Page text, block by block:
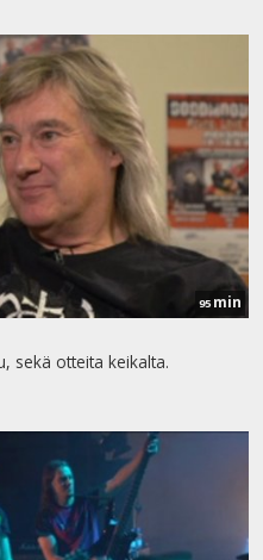
95 min
sekä otteita keikalta.